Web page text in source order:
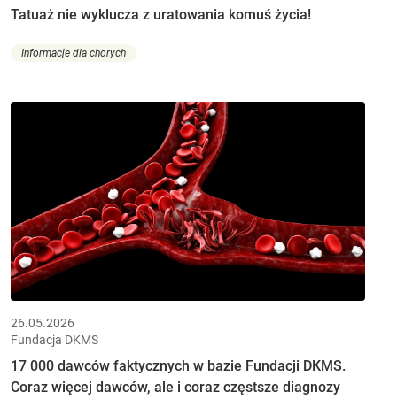
Tatuaż nie wyklucza z uratowania komuś życia!
Informacje dla chorych
26.05.2026
Fundacja DKMS
17 000 dawców faktycznych w bazie Fundacji DKMS.
Coraz więcej dawców, ale i coraz częstsze diagnozy